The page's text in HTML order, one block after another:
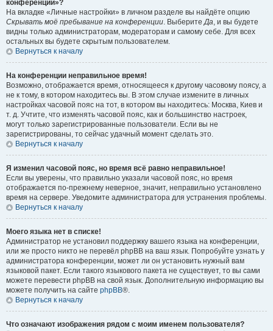
конференции»?
На вкладке «Личные настройки» в личном разделе вы найдёте опцию
Скрывать моё пребывание на конференции. ВыберитеДа, и вы будете
видны только администраторам, модераторам и самому себе. Для всех
остальных вы будете скрытым пользователем.
Вернуться к началу
На конференции неправильное время!
Возможно, отображается время, относящееся к другому часовому поясу, а
не к тому, в котором находитесь вы. В этом случае измените в личных
настройках часовой пояс на тот, в котором вы находитесь: Москва, Киев и
т. д. Учтите, что изменять часовой пояс, как и большинство настроек,
могут только зарегистрированные пользователи. Если вы не
зарегистрированы, то сейчас удачный момент сделать это.
Вернуться к началу
Я изменил часовой пояс, но время всё равно неправильное!
Если вы уверены, что правильно указали часовой пояс, но время
отображается по-прежнему неверное, значит, неправильно установлено
время на сервере. Уведомите администратора для устранения проблемы.
Вернуться к началу
Моего языка нет в списке!
Администратор не установил поддержку вашего языка на конференции,
или же просто никто не перевёл phpBB на ваш язык. Попробуйте узнать у
администратора конференции, может ли он установить нужный вам
языковой пакет. Если такого языкового пакета не существует, то вы сами
можете перевести phpBB на свой язык. Дополнительную информацию вы
можете получить на сайте phpBB®.
Вернуться к началу
Что означают изображения рядом с моим именем пользователя?